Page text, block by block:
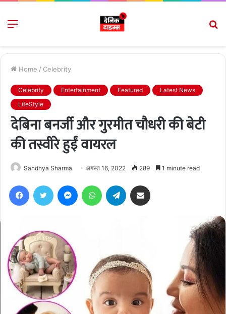
Menu
Home / Celebrity
Celebrity Entertainment Featured
Latest News
LifeStyle
देबिना बनर्जी और गुरमीत चौधरी की बेटी
की तस्वीरे हुईं वायरल
Sandhya Sharma अगस्त 16, 2022 289 1 minute read
FacebookTwitter MessengerWhatsAppTelegram